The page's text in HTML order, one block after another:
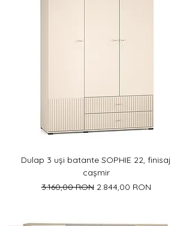
Dulap 3 uși batante SOPHIE 22, finisaj
cașmir
Preț normal
3.160,00 RON Preț redus
2.844,00 RON